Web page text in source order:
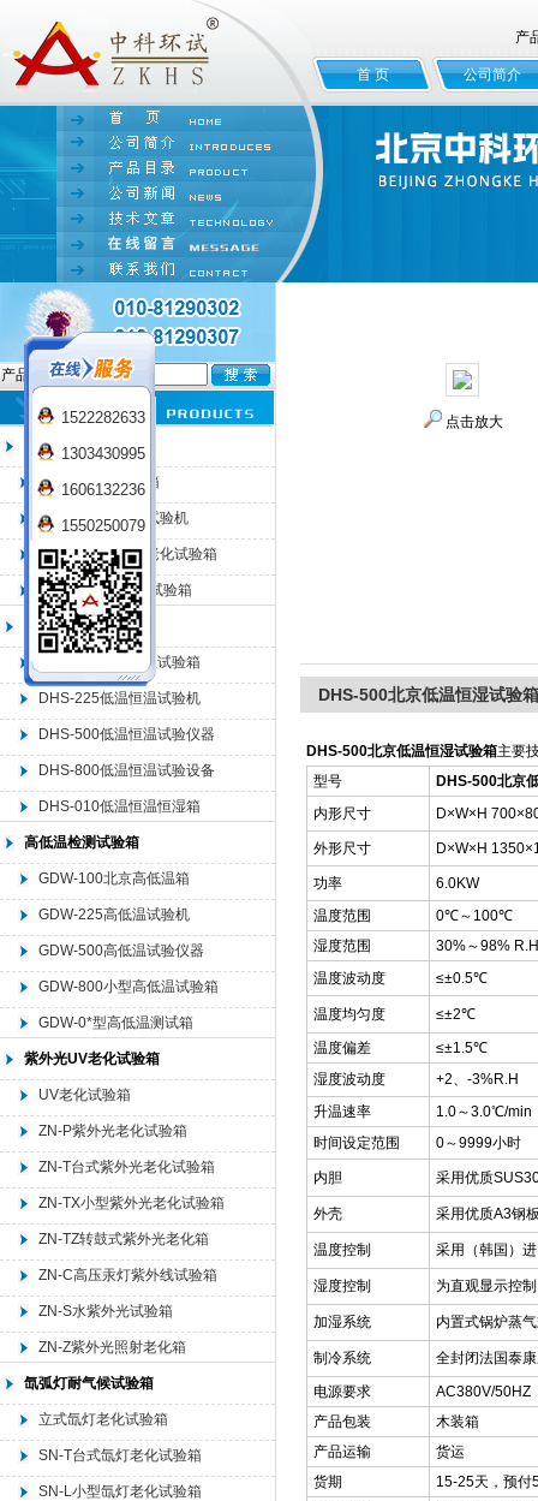
北京中科环试仪器有限公司
产
首 页 公司简介
产品名:
臭氧老化试验箱
QL-100臭氧老化箱
QL-225臭氧老化试验机
QL-500动态臭氧老化试验箱
QL-0*型臭氧老化试验箱
低温恒温试验箱
DHS-100低温恒温试验箱
DHS-225低温恒温试验机
DHS-500低温恒温试验仪器
DHS-800低温恒温试验设备
DHS-010低温恒温恒湿箱
高低温检测试验箱
GDW-100北京高低温箱
GDW-225高低温试验机
GDW-500高低温试验仪器
GDW-800小型高低温试验箱
GDW-0*型高低温测试箱
紫外光UV老化试验箱
UV老化试验箱
ZN-P紫外光老化试验箱
ZN-T台式紫外光老化试验箱
ZN-TX小型紫外光老化试验箱
ZN-TZ转鼓式紫外光老化箱
ZN-C高压汞灯紫外线试验箱
ZN-S水紫外光试验箱
ZN-Z紫外光照射老化箱
氙弧灯耐气候试验箱
立式氙灯老化试验箱
SN-T台式氙灯老化试验箱
SN-L小型氙灯老化试验箱
点击放大
DHS-500北京低温恒湿试验箱
DHS-500北京低温恒湿试验箱主要
型号
DHS-500北京
内形尺寸
D×W×H
外形尺寸 D×W×H
功率
6.0KW
温度范围
0℃～100℃
湿度范围
30%～98% R.H
温度波动度
≤±0.5℃
温度均匀度
≤±2℃
温度偏差
≤±1.5℃
湿度波动度
+2、-3%R.H
升温速率
1.0～3.0℃/min
时间设定范围
0～9999小时
内胆 采用优质
外壳 采用优质A3钢
温度控制 采用（韩国）
湿度控制 为直观显示控
加湿系统 内置式锅炉蒸
制冷系统
全封闭法国泰
电源要求
AC380V/50HZ
产品包装
木装箱
产品运输
货运
货期
15-25天，预付
1522282633
1303430995
1606132236
1550250079